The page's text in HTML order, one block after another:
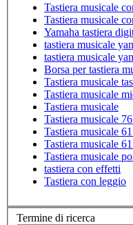
Tastiera musicale
Tastiera musicale
Yamaha tastiera
tastiera musicale
tastiera musicale
Borsa per tastiera
Tastiera musicale
Tastiera musicale
Tastiera musicale
Tastiera musicale
Tastiera musicale
Tastiera musicale
Tastiera musicale
tastiera con effetti
Tastiera con leggio
Termine di ricerca